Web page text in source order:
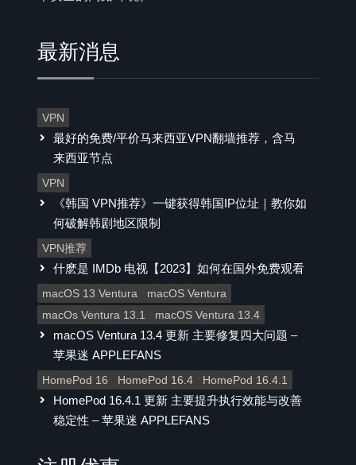
最新消息
VPN
最好的免费/平价马来西亚VPN翻墙推荐，含马
来西亚节点
VPN
《韩国 VPN推荐》一键获得韩国IP位址｜教你如
何破解韩剧地区限制
VPN推荐
什麽是 IMDb 电视【2023】如何在国外免费观看
macOS 13 Ventura
macOS Ventura
macOs Ventura 13.1
macOS Ventura 13.4
macOS Ventura 13.4 更新 主要修复四大问题 –
苹果迷 APPLEFANS
HomePod 16 HomePod 16.4 HomePod 16.4.1
HomePod 16.4.1 更新 主要提升执行效能与改善
稳定性 – 苹果迷 APPLEFANS